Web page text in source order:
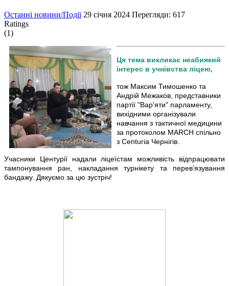
Останні новини/Події 29 січня 2024 Перегляди: 617
Ratings
(1)
Ця тема викликає неабиякий
інтерес в учнівства ліцею,
тож Максим Тимошенко та
Андрій Межаков, представники
партії "Вар'яти" парламенту,
вихідними організували
навчання з тактичної медицини
за протоколом MARCH спільно
з Centuria Чернігів.
Учасники Центурії надали ліцеїстам можливість відпрацювати
тампонування ран, накладання турнікету та перевʼязування
бандажу. Дякуємо за цю зустріч!